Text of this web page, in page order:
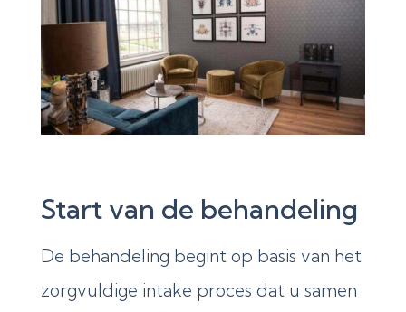
Start van de behandeling
De behandeling begint op basis van het
zorgvuldige intake proces dat u samen